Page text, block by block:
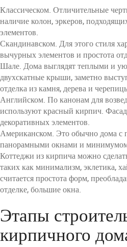
Классическом. Отличительные
наличие колон, эркеров,
элементов.
Скандинавском. Для этого стиля
вычурных элементов и простота
Шале. Дома выглядят теплыми и
двухскатные крыши, заметно
отделка из камня, дерева и
Английском. По канонам для
используют красный кирпич.
декоративных элементов.
Американском. Это обычно дома с
панорамными окнами и минимумом
Коттеджи из кирпича можно
таких как минимализм, эклетика,
считается простота форм,
отделке, большие окна.
Этапы
кирпичного